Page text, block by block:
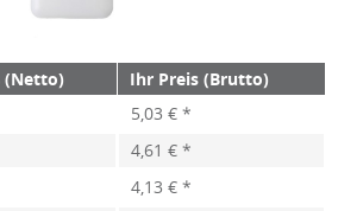
(Netto)
Ihr Preis (Brutto)
5,03 € *
4,61 € *
4,13 € *